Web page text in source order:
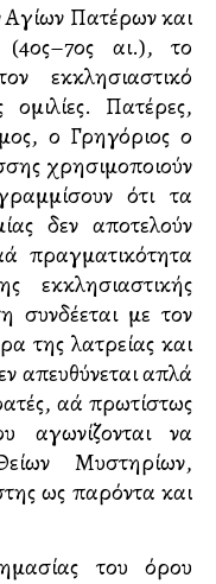
Πατέρων και
αι.), το
εκκλησιαστικό
ομιλίες. Πατέρες,
ο Γρηγόριος ο
χρησιμοποιούν
ότι τα
δεν αποτελούν
πραγματικότητα
συνδέεται με τον
της λατρείας και
απευθύνεται απλά
αλλά πρωτίστως
αγωνίζονται να
Μυστηρίων,
ως παρόντα και
του όρου